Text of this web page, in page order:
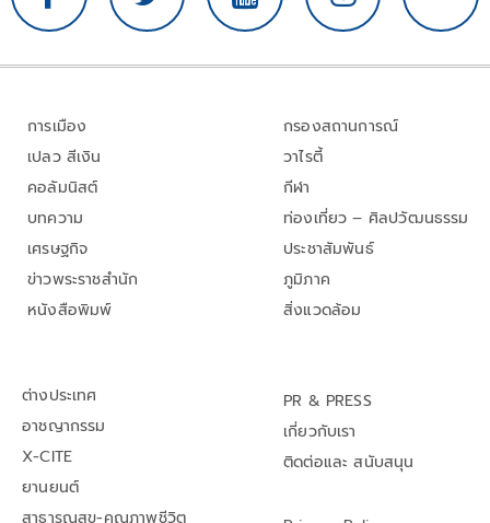
การเมือง
เปลว สีเงิน
คอลัมนิสต์
บทความ
เศรษฐกิจ
ข่าวพระราชสำนัก
หนังสือพิมพ์
กรองสถานการณ์
วาไรตี้
กีฬา
ท่องเที่ยว – ศิลปวัฒนธรรม
ประชาสัมพันธ์
ภูมิภาค
สิ่งแวดล้อม
ต่างประเทศ
อาชญากรรม
X-CITE
ยานยนต์
สาธารณสุข-คุณภาพชีวิต
PR & PRESS
เกี่ยวกับเรา
ติดต่อและ สนับสนุน